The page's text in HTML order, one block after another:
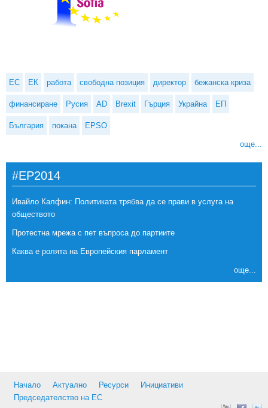
ЕС ЕК работа свободна позиция директор бежанска криза
финансиране Русия AD Brexit Гърция Украйна ЕП
България покана EPSO
още...
#EP2014
Ивайло Калфин: Политиката трябва да се прави в услуга на
обществото
Протестна мрежа с пет въпроса до партиите
Каква е ролята на Европейския парламент
още...
Начало Актуално Ресурси
Инициативи
Председателство на ЕС